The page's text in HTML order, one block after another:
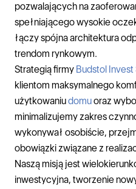
pozwalających na
spełniającego wysokie
łączy spójna architektura
trendom rynkowym.
Strategią firmy Budstol Invest
klientom maksymalnego
użytkowaniudomuoraz
minimalizujemy zakres
wykonywał osobiście,
obowiązki związane z
Naszą misją jest
inwestycyjna, tworzenie